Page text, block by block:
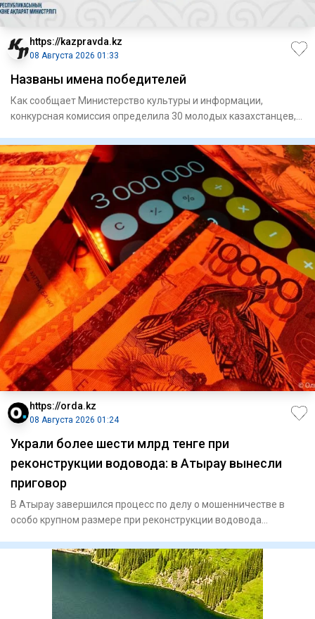
https://kazpravda.kz
08 Августа 2026 01:33
Названы имена победителей
Как сообщает Министерство культуры и информации,
конкурсная комиссия определила 30 молодых казахстанцев,
https://orda.kz
08 Августа 2026 01:24
Украли более шести млрд тенге при
реконструкции водовода: в Атырау вынесли
приговор
В Атырау завершился процесс по делу о мошенничестве в
особо крупном размере при реконструкции водовода